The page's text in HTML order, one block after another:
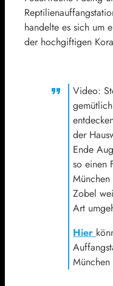
handelte es sich um
der hochgiftigen
Video:
der
Ende
so einen
Zobel
Art
Hier